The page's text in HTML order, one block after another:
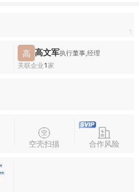
1
高 高文军执行董事,经理
关联企业1家
空壳扫描 合作风险